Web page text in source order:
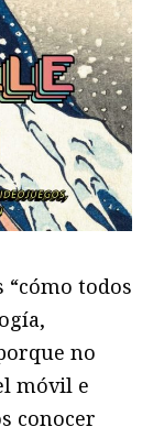
“cómo todos
no
móvil e
conocer